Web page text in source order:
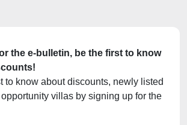
Noktaları
yaparken bazı detaylara yer vermeniz
sorun yaşamanız için önem taşımaktadır.
arasında iyi bir fiyat incelemesi yapmak
aynı özelliklere sahip olup olmaması da
the e-bulletin, be the first to know
to know about discounts, newly listed
villas by signing up for the